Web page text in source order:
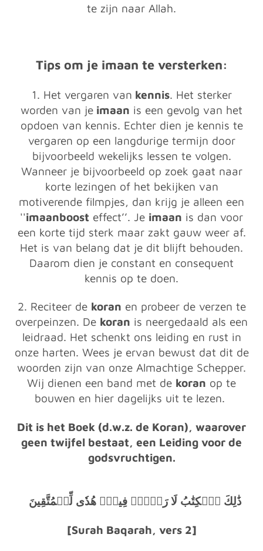
te zijn naar Allah.
Tips om je imaan te versterken:
1. Het vergaren van kennis. Het sterker
worden van je imaan is een gevolg van het
opdoen van kennis. Echter dien je kennis te
vergaren op een langdurige termijn door
bijvoorbeeld wekelijks lessen te volgen.
Wanneer je bijvoorbeeld op zoek gaat naar
korte lezingen of het bekijken van
motiverende filmpjes, dan krijg je alleen een
''imaanboost effect’’. Je imaan is dan voor
een korte tijd sterk maar zakt gauw weer af.
Het is van belang dat je dit blijft behouden.
Daarom dien je constant en consequent
kennis op te doen.
2. Reciteer de koran en probeer de verzen te
overpeinzen. De koran is neergedaald als een
leidraad. Het schenkt ons leiding en rust in
onze harten. Wees je ervan bewust dat dit de
woorden zijn van onze Almachtige Schepper.
Wij dienen een band met de koran op te
bouwen en hier dagelijks uit te lezen.
Dit is het Boek (d.w.z. de Koran), waarover
geen twijfel bestaat, een Leiding voor de
godsvruchtigen.
ذَٰلِكَ ٱلۡكِتَٰبُ لَا رَيۡبَۛ فِيهِۛ هُدٗى لِّلۡمُتَّقِينَ
[Surah Baqarah, vers 2]